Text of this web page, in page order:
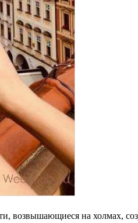
возвышающиеся на холмах,